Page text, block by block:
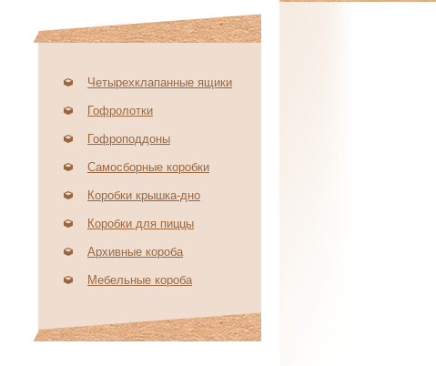
Четырехклапанные ящики
Гофролотки
Гофроподдоны
Самосборные коробки
Коробки крышка-дно
Коробки для пиццы
Архивные короба
Мебельные короба